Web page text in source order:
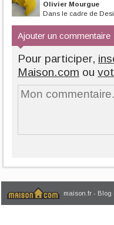
Olivier Mourgue
Dans le cadre de
Ajouter un commentaire
Pour participer,
Maison.com ou
maison.fr - Blog